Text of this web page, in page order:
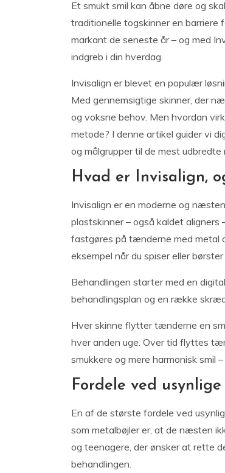
Et smukt smil kan åbne døre og
traditionelle togskinner en
markant de seneste år – og med
indgreb i din hverdag.
Invisalign er blevet en populær
Med gennemsigtige skinner, der
og voksne behov. Men hvordan
metode? I denne artikel guider vi
og målgrupper til de mest
Hvad er Invisalign,
Invisalign er en moderne og
plastskinner – også kaldet
fastgøres på tænderne med metal
eksempel når du spiser eller
Behandlingen starter med en
behandlingsplan og en række
Hver skinne flytter tænderne en
hver anden uge. Over tid flyttes
smukkere og mere harmonisk smil
Fordele ved
En af de største fordele ved
som metalbøjler er, at de næsten
og teenagere, der ønsker at rette
behandlingen.